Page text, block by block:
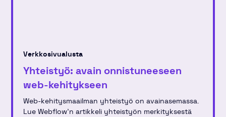
Verkkosivualusta
Yhteistyö: avain onnistuneeseen
web-kehitykseen
Web-kehitysmaailman yhteistyö on avainasemassa.
Lue Webflow'n artikkeli yhteistyön merkityksestä